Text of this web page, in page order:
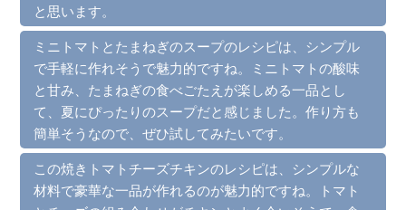
と思います。
ミニトマトとたまねぎのスープのレシピは、シンプル
で手軽に作れそうで魅力的ですね。ミニトマトの酸味
と甘み、たまねぎの食べごたえが楽しめる一品とし
て、夏にぴったりのスープだと感じました。作り方も
簡単そうなので、ぜひ試してみたいです。
この焼きトマトチーズチキンのレシピは、シンプルな
材料で豪華な一品が作れるのが魅力的ですね。トマト